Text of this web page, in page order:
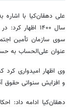
علی دهقان‌کیا با
سال ۱۴۰۰
سوی سازمان تأمین
عنوان علی‌الحساب به
وی اظهار امیدواری
و افزایش سنواتی حقوق
دهقان‌کیا ادامه داد: